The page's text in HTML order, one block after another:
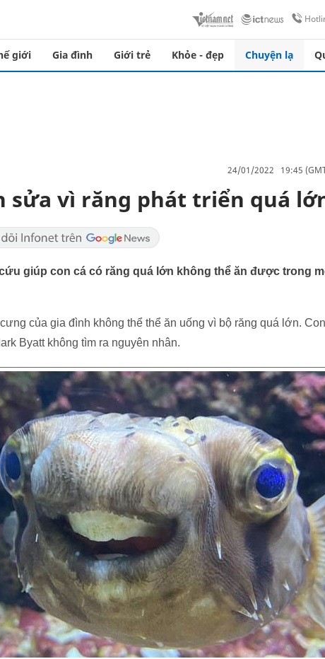
giới Gia đình Giới trẻ Khỏe - đẹp Chuyện lạ
24/01/2022 19:45
sửa vì răng phát triển quá
giúp con cá có răng quá lớn không thể ăn được trong
của gia đình không thể thể ăn uống vì bộ răng quá lớn.
Byatt không tìm ra nguyên nhân.